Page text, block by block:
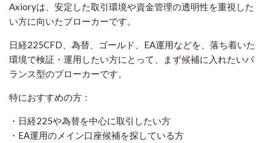
Axioryは、安定した取引環境や資金管理の透明性を重視した
い方に向いたブローカーです。
日経225CFD、為替、ゴールド、EA運用などを、落ち着いた
環境で検証・運用したい方にとって、まず候補に入れたいバ
ランス型のブローカーです。
特におすすめの方：
・日経225や為替を中心に取引したい方
・EA運用のメイン口座候補を探している方